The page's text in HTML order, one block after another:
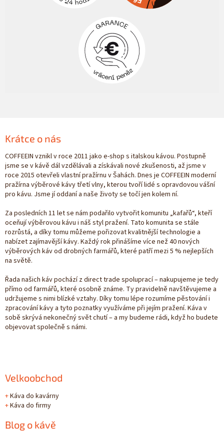
Krátce o nás
COFFEEIN vznikl v roce 2011 jako e-shop s italskou kávou. Postupně
jsme se v kávě dál vzdělávali a získávali nové zkušenosti, až jsme v
roce 2015 otevřeli vlastní pražírnu v Šahách. Dnes je COFFEEIN moderní
pražírna výběrové kávy třetí vlny, kterou tvoří lidé s opravdovou vášní
pro kávu. Jsme jí oddaní a naše životy se točí jen kolem ní.
Za posledních 11 let se nám podařilo vytvořit komunitu „kafařů“, kteří
oceňují výběrovou kávu i náš styl pražení. Tato komunita se stále
rozrůstá, a díky tomu můžeme pořizovat kvalitnější technologie a
nabízet zajímavější kávy. Každý rok přinášíme více než 40 nových
výběrových káv od drobných farmářů, které patří mezi 5 % nejlepších
na světě.
Řada našich káv pochází z direct trade spoluprací – nakupujeme je tedy
přímo od farmářů, které osobně známe. Ty pravidelně navštěvujeme a
udržujeme s nimi blízké vztahy. Díky tomu lépe rozumíme pěstování i
zpracování kávy a tyto poznatky využíváme při jejím pražení. Káva v
sobě skrývá nekonečný svět chutí – a my budeme rádi, když ho budete
objevovat společně s námi.
Velkoobchod
+Káva do kavárny
+Káva do firmy
Blog o kávě